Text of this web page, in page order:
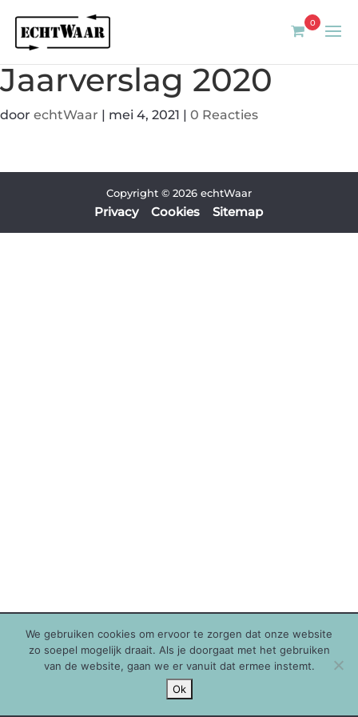
0
Jaarverslag 2020
door echtWaar | mei 4, 2021 | 0 Reacties
Copyright © 2026 echtWaar
Privacy Cookies Sitemap
We gebruiken cookies om ervoor te zorgen dat onze website
zo soepel mogelijk draait. Als je doorgaat met het gebruiken
van de website, gaan we er vanuit dat ermee instemt.
Ok